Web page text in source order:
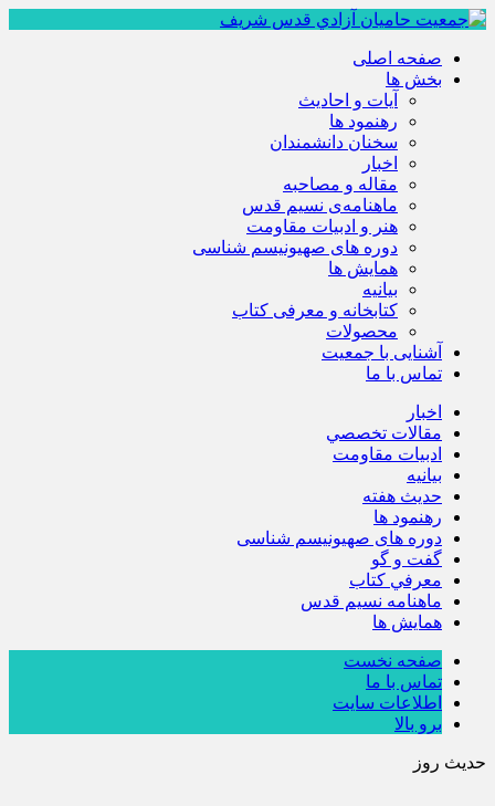
صفحه اصلی
بخش ها
آیات و احادیث
رهنمود ها
سخنان دانشمندان
اخبار
مقاله و مصاحبه
ماهنامه‌ی نسیم قدس
هنر و ادبیات مقاومت
دوره های صهیونیسم شناسی
همايش ها
بيانيه
کتابخانه و معرفی کتاب
محصولات
آشنایی با جمعیت
تماس با ما
اخبار
مقالات تخصصي
ادبيات مقاومت
بيانيه
حديث هفته
رهنمود ها
دوره های صهیونیسم شناسی
گفت و گو
معرفي كتاب
ماهنامه نسيم قدس
همايش ها
صفحه نخست
تماس با ما
اطلاعات سایت
برو بالا
حدیث روز